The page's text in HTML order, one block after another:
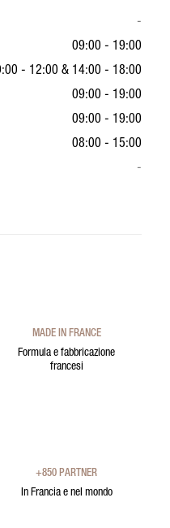
-
09:00 - 19:00
- 12:00 & 14:00 - 18:00
09:00 - 19:00
09:00 - 19:00
08:00 - 15:00
-
MADE IN FRANCE
Formula e fabbricazione
francesi
+850 PARTNER
In Francia e nel mondo